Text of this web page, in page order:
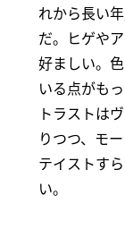
れから長い
だ。ヒゲや
好ましい。
いる点がも
トラストは
りつつ、モ
テイストす
い。